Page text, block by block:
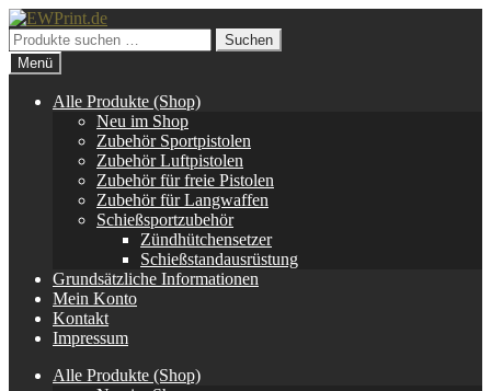
Zur
Navigation
springen
Zum
Inhalt
springen
Suchen
nach:
Suchen
Menü
Alle Produkte (Shop)
Neu im Shop
Zubehör Sportpistolen
Zubehör Luftpistolen
Zubehör für freie Pistolen
Zubehör für Langwaffen
Schießsportzubehör
Zündhütchensetzer
Schießstandausrüstung
Grundsätzliche Informationen
Mein Konto
Kontakt
Impressum
Alle Produkte (Shop)